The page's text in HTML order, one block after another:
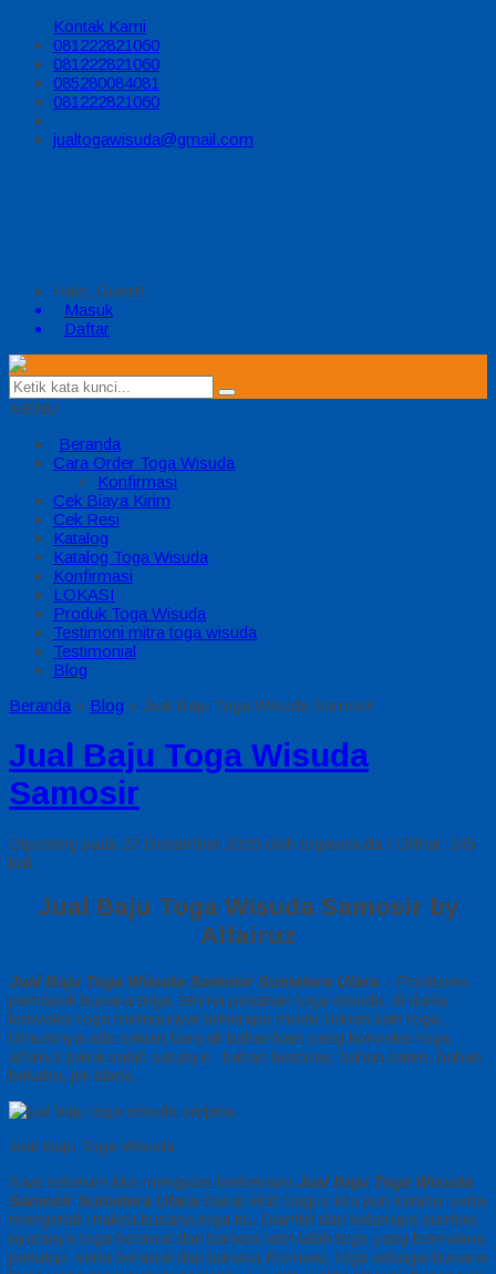
Kontak Kami
081222821060
081222821060
085280084081
081222821060
jualtogawisuda@gmail.com
Halo, Guest!
Masuk
Daftar
MENU
Beranda
Cara Order Toga Wisuda
Konfirmasi
Cek Biaya Kirim
Cek Resi
Katalog
Katalog Toga Wisuda
Konfirmasi
LOKASI
Produk Toga Wisuda
Testimoni mitra toga wisuda
Testimonial
Blog
Beranda » Blog » Jual Baju Toga Wisuda Samosir
Jual Baju Toga Wisuda
Samosir
Diposting pada 27 Desember 2020 oleh togawisuda / Dilihat: 245
kali
Jual Baju Toga Wisuda Samosir by
Alfairuz
Jual Baju Toga Wisuda Samosir Sumatera Utara – Produsen
pemasok busana toga. terima pesanan toga wisuda, di dunia
konveksi toga mempunyai beberapa model bahan kain toga.
Umumnya ada sekian banyak bahan/kain yang konveksi toga
alfairuz pakai salah satunya : bahan bestway, bahan saten, bahan
beludru, jet-black.
Jual Baju Toga Wisuda
Saat sebelum kita mengulas berkenaan Jual Baju Toga Wisuda
Samosir Sumatera Utara Bakal lebih bagus kita pun ketahui serta
mengenali makna busana toga itu. Diambil dari beberapa sumber,
nyatanya toga berawal dari bahasa latin ialah tego yang bermakna
penutup, serta berawal dari bahasa Romawi, toga sebagai busana